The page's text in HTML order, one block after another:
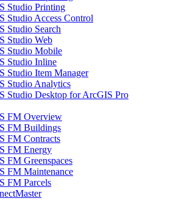
Studio Printing
Studio Access Control
Studio Search
Studio Web
Studio Mobile
Studio Inline
Studio Item Manager
Studio Analytics
Studio Desktop for ArcGIS Pro
FM Overview
FM Buildings
FM Contracts
FM Energy
FM Greenspaces
FM Maintenance
FM Parcels